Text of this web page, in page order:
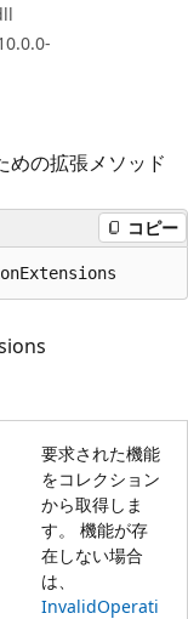
めの拡張メソッド
コピー
要求された機能
をコレクション
から取得しま
す。 機能が存
在しない場合
は、
InvalidOperati